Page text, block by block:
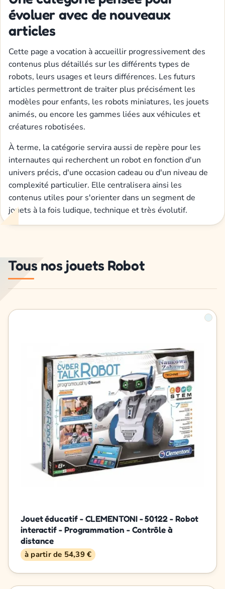
évoluer avec de nouveaux
articles
Cette page a vocation à accueillir progressivement des
contenus plus détaillés sur les différents types de
robots, leurs usages et leurs différences. Les futurs
articles permettront de traiter plus précisément les
modèles pour enfants, les robots miniatures, les jouets
animés, ou encore les gammes liées aux véhicules et
créatures robotisées.
À terme, la catégorie servira aussi de repère pour les
internautes qui recherchent un robot en fonction d'un
univers précis, d'une occasion cadeau ou d'un niveau de
complexité particulier. Elle centralisera ainsi les
contenus utiles pour s'orienter dans un segment de
jouets à la fois ludique, technique et très évolutif.
Tous nos jouets Robot
Jouet éducatif - CLEMENTONI - 50122 - Robot
interactif - Programmation - Contrôle à
distance
à partir de 54,39 €